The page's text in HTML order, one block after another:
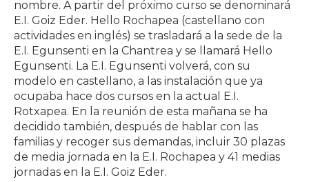
nombre. A partir del próximo curso se denominará
E.I. Goiz Eder. Hello Rochapea (castellano con
actividades en inglés) se trasladará a la sede de la
E.I. Egunsenti en la Chantrea y se llamará Hello
Egunsenti. La E.I. Egunsenti volverá, con su
modelo en castellano, a las instalación que ya
ocupaba hace dos cursos en la actual E.I.
Rotxapea. En la reunión de esta mañana se ha
decidido también, después de hablar con las
familias y recoger sus demandas, incluir 30 plazas
de media jornada en la E.I. Rochapea y 41 medias
jornadas en la E.I. Goiz Eder.